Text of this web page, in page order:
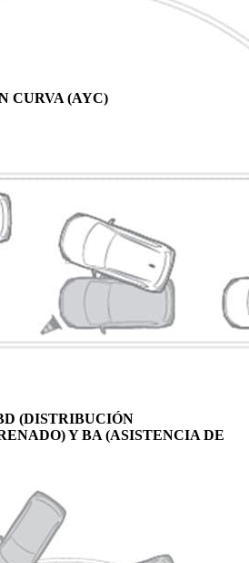
CURVA (AYC)
(DISTRIBUCIÓN
Y BA (ASISTENCIA DE